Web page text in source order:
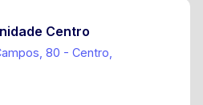
Centro
80 - Centro,